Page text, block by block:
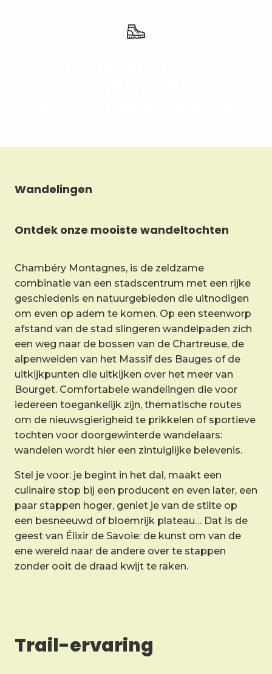
Wandelingen
Ontdek onze mooiste wandeltochten
Chambéry Montagnes, is de zeldzame
combinatie van een stadscentrum met een rijke
geschiedenis en natuurgebieden die uitnodigen
om even op adem te komen. Op een steenworp
afstand van de stad slingeren wandelpaden zich
een weg naar de bossen van de Chartreuse, de
alpenweiden van het Massif des Bauges of de
uitkijkpunten die uitkijken over het meer van
Bourget. Comfortabele wandelingen die voor
iedereen toegankelijk zijn, thematische routes
om de nieuwsgierigheid te prikkelen of sportieve
tochten voor doorgewinterde wandelaars:
wandelen wordt hier een zintuiglijke belevenis.
Stel je voor: je begint in het dal, maakt een
culinaire stop bij een producent en even later, een
paar stappen hoger, geniet je van de stilte op
een besneeuwd of bloemrijk plateau… Dat is de
geest van Élixir de Savoie: de kunst om van de
ene wereld naar de andere over te stappen
zonder ooit de draad kwijt te raken.
Trail-ervaring